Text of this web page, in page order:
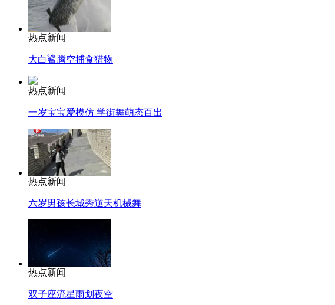
热点新闻
大白鲨腾空捕食猎物
热点新闻
一岁宝宝爱模仿 学街舞萌态百出
热点新闻
六岁男孩长城秀逆天机械舞
热点新闻
双子座流星雨划夜空